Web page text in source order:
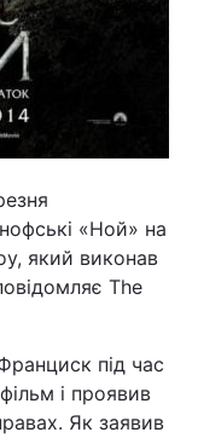
«Ной» на
який виконав
The
під час
і проявив
Як заявив